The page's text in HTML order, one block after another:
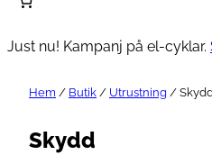
Just nu! Kampanj på el-cyklar.
Hem / Butik / Utrustning /
Skydd